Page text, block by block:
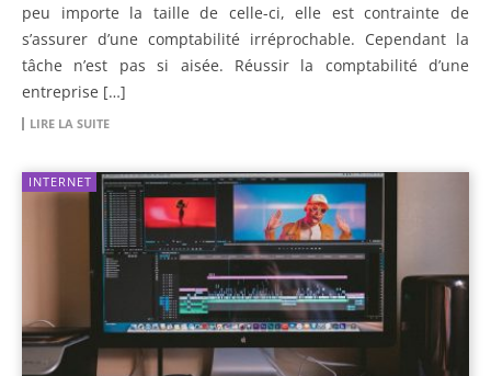
peu importe la taille de celle-ci, elle est contrainte de
s’assurer d’une comptabilité irréprochable. Cependant la
tâche n’est pas si aisée. Réussir la comptabilité d’une
entreprise […]
LIRE LA SUITE
INTERNET